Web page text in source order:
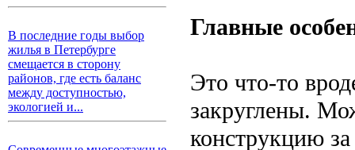
В последние годы выбор
жилья в Петербурге
смещается в сторону
районов, где есть баланс
между доступностью,
экологией и...
Главные
Это что-то
закруглены.
конструкцию